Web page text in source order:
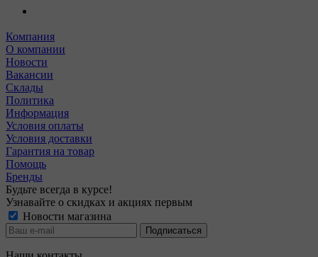
Компания
О компании
Новости
Вакансии
Склады
Политика
Информация
Условия оплаты
Условия доставки
Гарантия на товар
Помощь
Бренды
Будьте всегда в курсе!
Узнавайте о скидках и акциях первым
Новости магазина